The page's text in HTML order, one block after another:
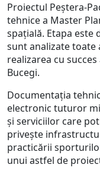
Proiectul Peștera-
tehnice a Master
spațială. Etapa
sunt analizate toate
realizarea cu
Bucegi.
Documentația
electronic tuturor
și serviciilor care
privește
practicării
unui astfel de